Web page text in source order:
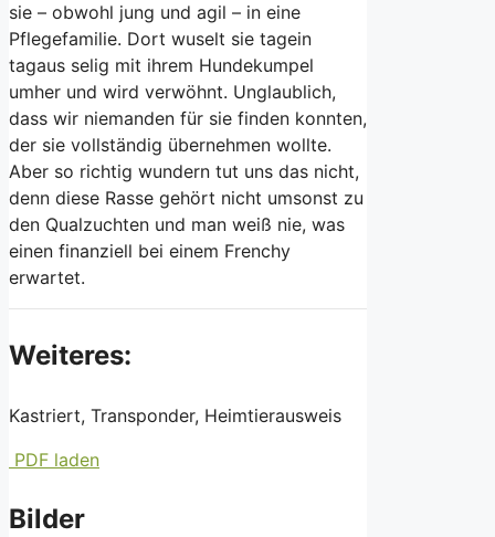
sie – obwohl jung und agil – in eine
Pflegefamilie. Dort wuselt sie tagein
tagaus selig mit ihrem Hundekumpel
umher und wird verwöhnt. Unglaublich,
dass wir niemanden für sie finden konnten,
der sie vollständig übernehmen wollte.
Aber so richtig wundern tut uns das nicht,
denn diese Rasse gehört nicht umsonst zu
den Qualzuchten und man weiß nie, was
einen finanziell bei einem Frenchy
erwartet.
Weiteres:
Kastriert, Transponder, Heimtierausweis
PDF laden
Bilder